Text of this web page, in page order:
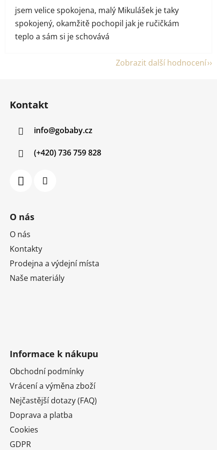
jsem velice spokojena, malý Mikulášek je taky
spokojený, okamžitě pochopil jak je ručičkám
teplo a sám si je schovává
Zobrazit další hodnocení
Kontakt
info@gobaby.cz
(+420) 736 759 828
O nás
O nás
Kontakty
Prodejna a výdejní místa
Naše materiály
Informace k nákupu
Obchodní podmínky
Vrácení a výměna zboží
Nejčastější dotazy (FAQ)
Doprava a platba
Cookies
GDPR